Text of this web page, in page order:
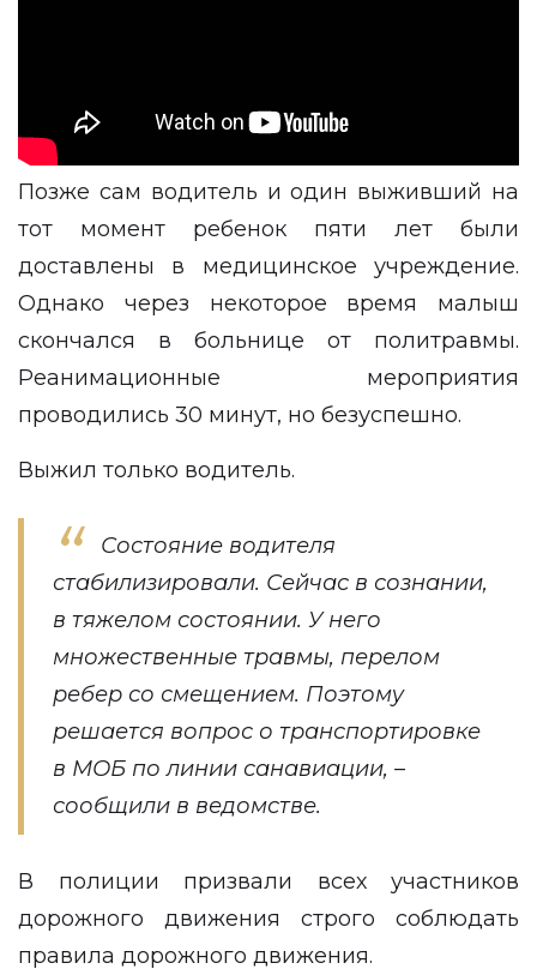
Позже сам водитель и один выживший на
тот момент ребенок пяти лет были
доставлены в медицинское учреждение.
Однако через некоторое время малыш
скончался в больнице от политравмы.
Реанимационные мероприятия
проводились 30 минут, но безуспешно.
Выжил только водитель.
Состояние водителя
стабилизировали. Сейчас в сознании,
в тяжелом состоянии. У него
множественные травмы, перелом
ребер со смещением. Поэтому
решается вопрос о транспортировке
в МОБ по линии санавиации, –
сообщили в ведомстве.
В полиции призвали всех участников
дорожного движения строго соблюдать
правила дорожного движения.